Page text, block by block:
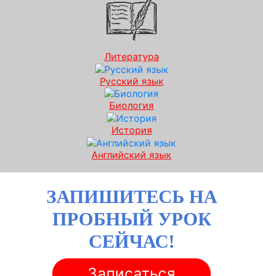
Литература
Русский язык
Биология
История
Английский язык
ЗАПИШИТЕСЬ НА
ПРОБНЫЙ УРОК
СЕЙЧАС!